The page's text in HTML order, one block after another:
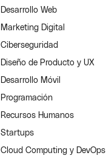
Desarrollo Web
Marketing Digital
Ciberseguridad
Diseño de Producto y UX
Desarrollo Móvil
Programación
Recursos Humanos
Startups
Cloud Computing y DevOps